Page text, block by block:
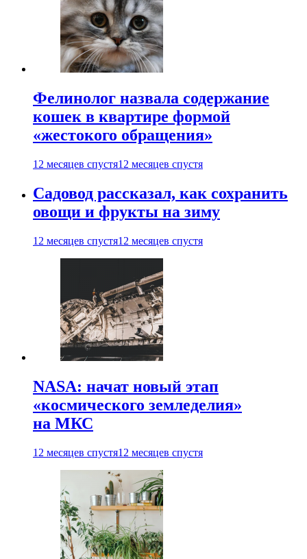
Фелинолог назвала содержание
кошек в квартире формой
«жестокого обращения»
12 месяцев спустя12 месяцев спустя
Садовод рассказал, как сохранить
овощи и фрукты на зиму
12 месяцев спустя12 месяцев спустя
NASA: начат новый этап
«космического земледелия»
на МКС
12 месяцев спустя12 месяцев спустя